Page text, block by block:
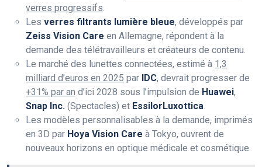
verres progressifs
Les verres filtrants lumière bleue, développés par
Zeiss Vision Care en Allemagne, répondent à la
demande des télétravailleurs et créateurs de contenu.
Le marché des lunettes connectées, estimé à 1,3
milliard d’euros en 2025 par IDC, devrait progresser de
+31% par an d’ici 2028 sous l’impulsion de Huawei,
Snap Inc. (Spectacles) et EssilorLuxottica
Les modèles personnalisables à la demande, imprimés
en 3D par Hoya Vision Care à Tokyo, ouvrent de
nouveaux horizons en optique médicale et cosmétique.